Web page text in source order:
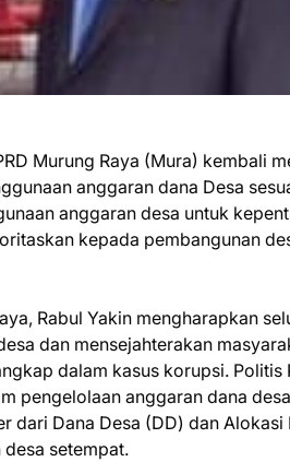
Murung Raya (Mura) kembali
anggaran dana Desa
anggaran desa untuk
kepada pembangunan
Rabul Yakin mengharapkan
dan mensejahterakan
dalam kasus korupsi. Politis
pengelolaan anggaran dana
dari Dana Desa (DD) dan
setempat.